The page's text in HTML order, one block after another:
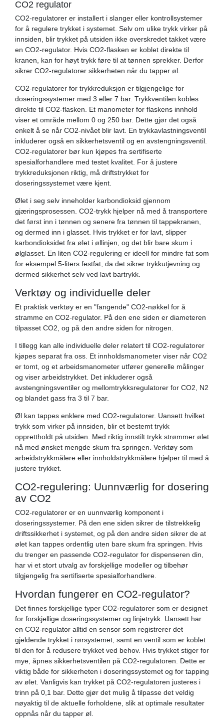
CO2 regulator
CO2-regulatorer er installert i slanger eller kontrollsystemer
for å regulere trykket i systemet. Selv om ulike trykk virker på
innsiden, blir trykket på utsiden ikke overskredet takket være
en CO2-regulator. Hvis CO2-flasken er koblet direkte til
kranen, kan for høyt trykk føre til at tønnen sprekker. Derfor
sikrer CO2-regulatorer sikkerheten når du tapper øl.
CO2-regulatorer for trykkreduksjon er tilgjengelige for
doseringssystemer med 3 eller 7 bar. Trykkventilen kobles
direkte til CO2-flasken. Et manometer for flaskens innhold
viser et område mellom 0 og 250 bar. Dette gjør det også
enkelt å se når CO2-nivået blir lavt. En trykkavlastningsventil
inkluderer også en sikkerhetsventil og en avstengningsventil.
CO2-regulatorer bør kun kjøpes fra sertifiserte
spesialforhandlere med testet kvalitet. For å justere
trykkreduksjonen riktig, må driftstrykket for
doseringssystemet være kjent.
Ølet i seg selv inneholder karbondioksid gjennom
gjæringsprosessen. CO2-trykk hjelper nå med å transportere
det først inn i tønnen og senere fra tønnen til tappekranen,
og dermed inn i glasset. Hvis trykket er for lavt, slipper
karbondioksidet fra ølet i øllinjen, og det blir bare skum i
ølglasset. En liten CO2-regulering er ideell for mindre fat som
for eksempel 5-liters festfat, da det sikrer trykkutjevning og
dermed sikkerhet selv ved lavt bartrykk.
Verktøy og individuelle deler
Et praktisk verktøy er en "fangende" CO2-nøkkel for å
stramme en CO2-regulator. På den ene siden er diameteren
tilpasset CO2, og på den andre siden for nitrogen.
I tillegg kan alle individuelle deler relatert til CO2-regulatorer
kjøpes separat fra oss. Et innholdsmanometer viser når CO2
er tomt, og et arbeidsmanometer utfører generelle målinger
og viser arbeidstrykket. Det inkluderer også
avstengningsventiler og mellomtrykksregulatorer for CO2, N2
og blandet gass fra 3 til 7 bar.
Øl kan tappes enklere med CO2-regulatorer. Uansett hvilket
trykk som virker på innsiden, blir et bestemt trykk
opprettholdt på utsiden. Med riktig innstilt trykk strømmer ølet
nå med ønsket mengde skum fra springen. Verktøy som
arbeidstrykkmålere eller innholdstrykkmålere hjelper til med å
justere trykket.
CO2-regulering: Uunnværlig for dosering
av CO2
CO2-regulatorer er en uunnværlig komponent i
doseringssystemer. På den ene siden sikrer de tilstrekkelig
driftssikkerhet i systemet, og på den andre siden sikrer de at
ølet kan tappes ordentlig uten bare skum fra springen. Hvis
du trenger en passende CO2-regulator for dispenseren din,
har vi et stort utvalg av forskjellige modeller og tilbehør
tilgjengelig fra sertifiserte spesialforhandlere.
Hvordan fungerer en CO2-regulator?
Det finnes forskjellige typer CO2-regulatorer som er designet
for forskjellige doseringssystemer og linjetrykk. Uansett har
en CO2-regulator alltid en sensor som registrerer det
gjeldende trykket i rørsystemet, samt en ventil som er koblet
til den for å redusere trykket ved behov. Hvis trykket stiger for
mye, åpnes sikkerhetsventilen på CO2-regulatoren. Dette er
viktig både for sikkerheten i doseringssystemet og for tapping
av ølet. Vanligvis kan trykket på CO2-regulatoren justeres i
trinn på 0,1 bar. Dette gjør det mulig å tilpasse det veldig
nøyaktig til de aktuelle forholdene, slik at optimale resultater
oppnås når du tapper øl.